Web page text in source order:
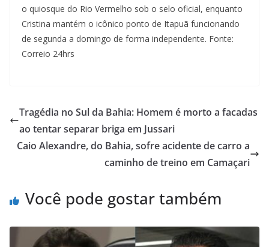
o quiosque do Rio Vermelho sob o selo oficial, enquanto
Cristina mantém o icônico ponto de Itapuã funcionando
de segunda a domingo de forma independente. Fonte:
Correio 24hrs
Tragédia no Sul da Bahia: Homem é morto a facadas
ao tentar separar briga em Jussari
Caio Alexandre, do Bahia, sofre acidente de carro a
caminho de treino em Camaçari
Você pode gostar também